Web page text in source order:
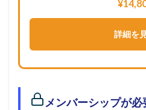
詳細を
メンバーシップが必